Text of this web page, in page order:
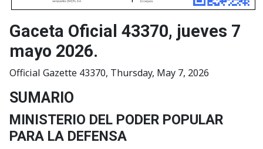
Gaceta Oficial 43370, jueves 7
mayo 2026.
Official Gazette 43370, Thursday, May 7, 2026
SUMARIO
MINISTERIO DEL PODER POPULAR
PARA LA DEFENSA